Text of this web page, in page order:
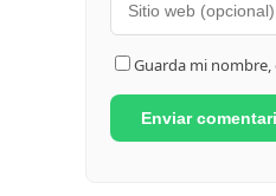
Guarda mi